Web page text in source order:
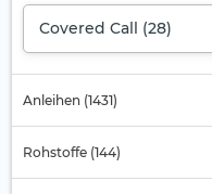
Covered Call (28)
Anleihen (1431)
Rohstoffe (144)